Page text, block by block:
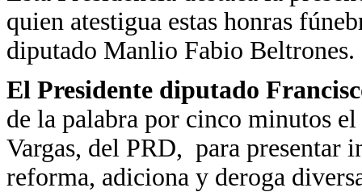
quien atestigua estas honras
diputado Manlio Fabio Beltrones.
El Presidente diputado
de la palabra por cinco minutos
Vargas, del PRD, para presentar
reforma, adiciona y deroga